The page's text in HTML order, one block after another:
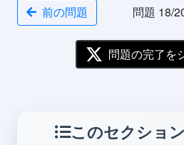
前の問題 問題 18/
問題の完了を
このセクショ